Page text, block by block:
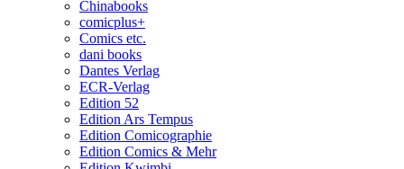
Chinabooks
comicplus+
Comics etc.
dani books
Dantes Verlag
ECR-Verlag
Edition 52
Edition Ars Tempus
Edition Comicographie
Edition Comics & Mehr